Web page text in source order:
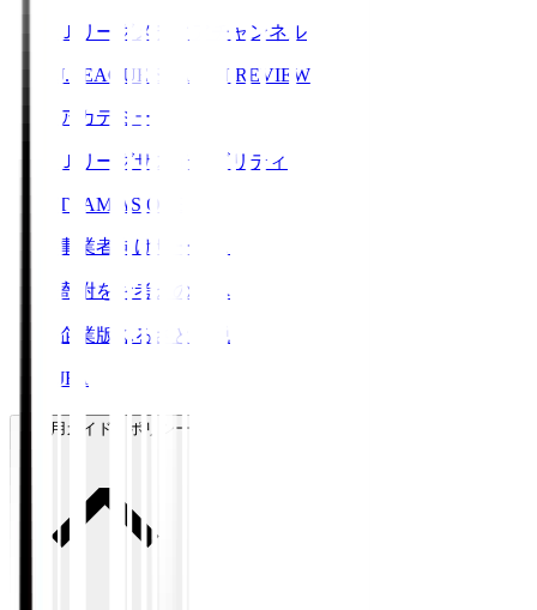
Ｊリーグメディアチャンネル
J.LEAGUE SEASON REVIEW
アカデミー
Ｊリーグサステナビリティ
TEAM AS ONE
事業者向けサービス
寄附をお考えの方へ
企業版ふるさと納税
JFA
ご利用ガイド・ポリシー